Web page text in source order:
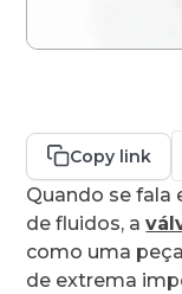
Copy link
Quando se fala
de fluidos, a
como uma
de extrema